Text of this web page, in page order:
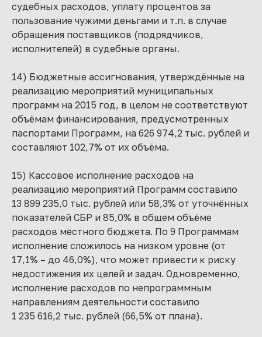
судебных расходов, уплату процентов за
пользование чужими деньгами и т.п. в случае
обращения поставщиков (подрядчиков,
исполнителей) в судебные органы.
14) Бюджетные ассигнования, утверждённые на
реализацию мероприятий муниципальных
программ на 2015 год, в целом не соответствуют
объёмам финансирования, предусмотренных
паспортами Программ, на 626 974,2 тыс. рублей и
составляют 102,7% от их объёма.
15) Кассовое исполнение расходов на
реализацию мероприятий Программ составило
13 899 235,0 тыс. рублей или 58,3% от уточнённых
показателей СБР и 85,0% в общем объёме
расходов местного бюджета. По 9 Программам
исполнение сложилось на низком уровне (от
17,1% – до 46,0%), что может привести к риску
недостижения их целей и задач. Одновременно,
исполнение расходов по непрограммным
направлениям деятельности составило
1 235 616,2 тыс. рублей (66,5% от плана).